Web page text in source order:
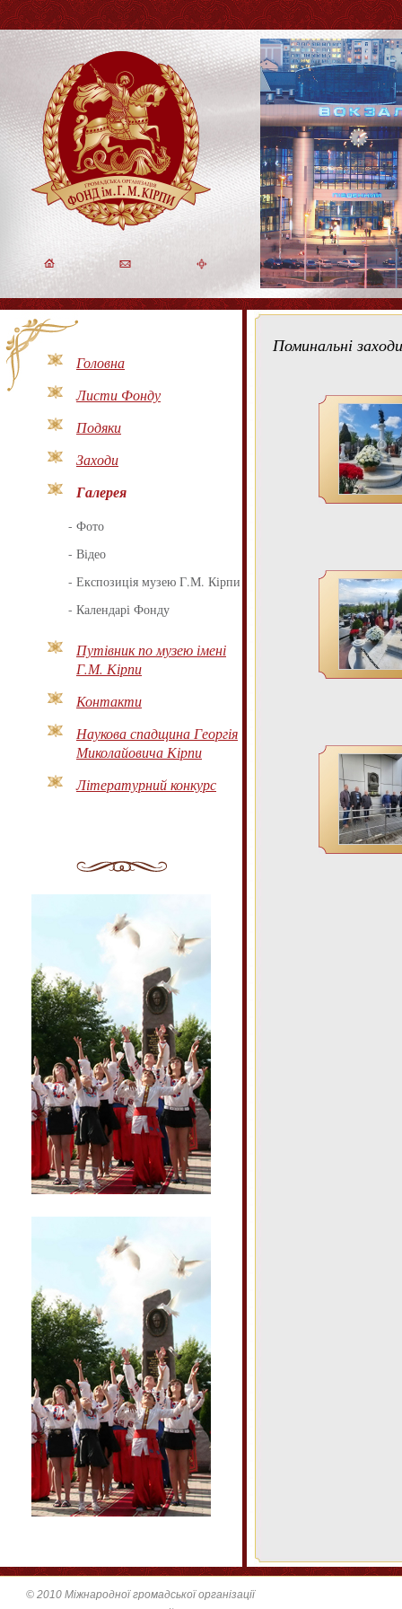
Головна
Листи Фонду
Подяки
Заходи
Галерея
- Фото
- Відео
- Експозиція музею Г.М. Кірпи
- Календарі Фонду
Путівник по музею імені
Г.М. Кірпи
Контакти
Наукова спадщина Георгія
Миколайовича Кірпи
Літературний конкурс
Поминальні
© 2010 Міжнародної громадської організації